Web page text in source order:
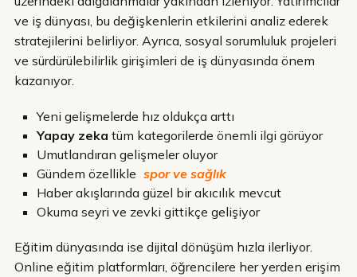
ve iş dünyası, bu değişkenlerin etkilerini analiz ederek
stratejilerini belirliyor. Ayrıca, sosyal sorumluluk projeleri
ve sürdürülebilirlik girişimleri de iş dünyasında önem
kazanıyor.
Yeni gelişmelerde hız oldukça arttı
Yapay zeka tüm kategorilerde önemli ilgi görüyor
Umutlandıran gelişmeler oluyor
Gündem özellikle spor ve sağlık
Haber akışlarında güzel bir akıcılık mevcut
Okuma seyri ve zevki gittikçe gelişiyor
Eğitim dünyasında ise dijital dönüşüm hızla ilerliyor.
Online eğitim platformları, öğrencilere her yerden erişim